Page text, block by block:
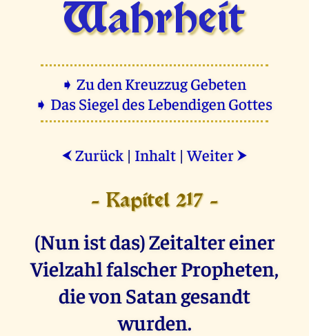
Wahrheit
➧ Zu den Kreuzzug Gebeten
➧ Das Siegel des Lebendigen Gottes
⮜ Zurück | Inhalt |Weiter ⮞
- Kapitel 217 -
(Nun ist das) Zeitalter einer
Vielzahl falscher Propheten,
die von Satan gesandt
wurden.